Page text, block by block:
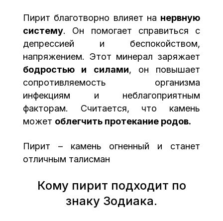
Пирит благотворно влияет на нервную
систему. Он помогает справиться с
депрессией и беспокойством,
напряжением. Этот минерал заряжает
бодростью и силами, он повышает
сопротивляемость организма
инфекциям и неблагоприятным
факторам. Считается, что камень
может облегчить протекание родов.
Пирит – камень огненный и станет
отличным талисман
Кому пирит подходит по
знаку Зодиака.